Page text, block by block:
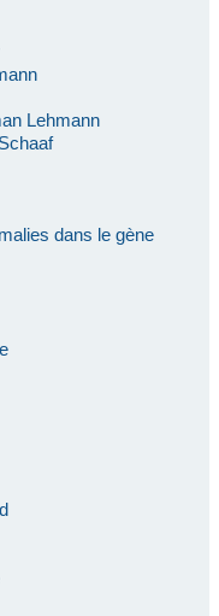
Lehmann
dans le gène